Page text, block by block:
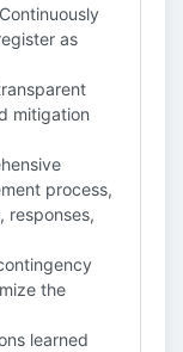
Continuously
as
mitigation
process,
responses,
the
learned